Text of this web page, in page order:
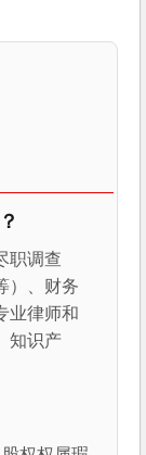
职调查
）、财务
业律师和
知识产